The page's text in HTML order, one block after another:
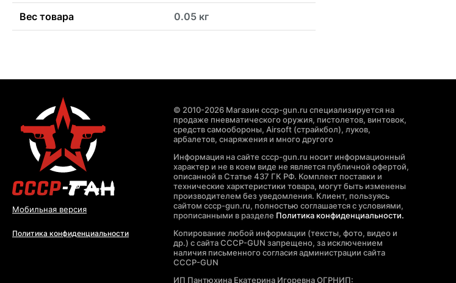
Вес товара 0.05 кг
Мобильная версия
Политика конфиденциальности
© 2010-2026 Магазин cccp-gun.ru специализируется на
продаже пневматического оружия, пистолетов, винтовок,
средств самообороны, Airsoft (страйкбол), луков,
арбалетов, снаряжения и много другого
Информация на сайте cccp-gun.ru носит информационный
характер и не в коем виде не является публичной офертой,
описанной в Статье 437 ГК РФ. Комплект поставки и
технические харктеристики товара, могут быть изменены
производителем без уведомления. Клиент, пользуясь
сайтом cccp-gun.ru, полностью соглашается с условиями,
прописанными в разделе Политика конфиденциальности.
Копирование любой информации (тексты, фото, видео и
др.) с сайта CCCP-GUN запрещено, за исключением
наличия письменного согласия администрации сайта
CCCP-GUN
ИП Пантюхина Екатерина Игоревна ОГРНИП: